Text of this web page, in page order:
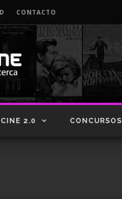
CONTACTO
CINE 2.0 CONCURSOS